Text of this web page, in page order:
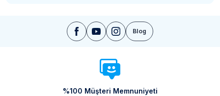
Blog
%100 Müşteri Memnuniyeti